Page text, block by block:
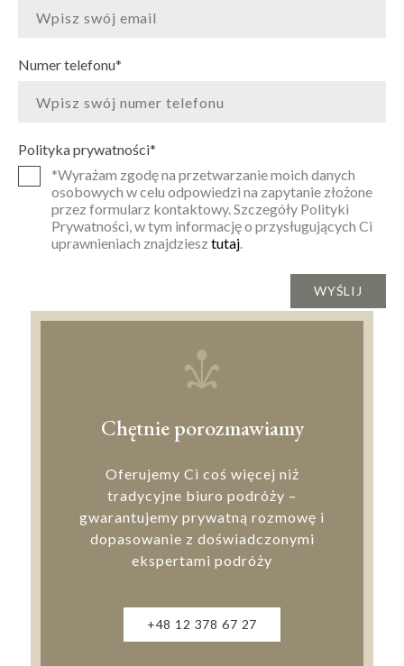
Numer telefonu*
Polityka prywatności*
*Wyrażam zgodę na przetwarzanie moich danych
osobowych w celu odpowiedzi na zapytanie złożone
przez formularz kontaktowy. Szczegóły Polityki
Prywatności, w tym informację o przysługujących Ci
uprawnieniach znajdziesz tutaj.
Chętnie porozmawiamy
Oferujemy Ci coś więcej niż
tradycyjne biuro podróży –
gwarantujemy prywatną rozmowę i
dopasowanie z doświadczonymi
ekspertami podróży
+48 12 378 67 27